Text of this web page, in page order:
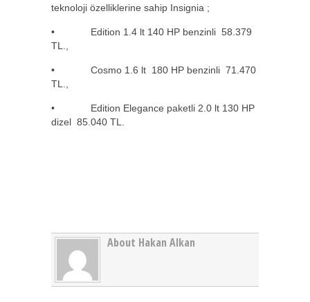
teknoloji özelliklerine sahip Insignia ;
• Edition 1.4 lt 140 HP benzinli 58.379
TL.,
• Cosmo 1.6 lt 180 HP benzinli 71.470
TL.,
• Edition Elegance paketli 2.0 lt 130 HP
dizel 85.040 TL.
About Hakan Alkan